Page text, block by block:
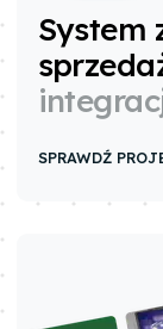
System
SPRAWDŹ